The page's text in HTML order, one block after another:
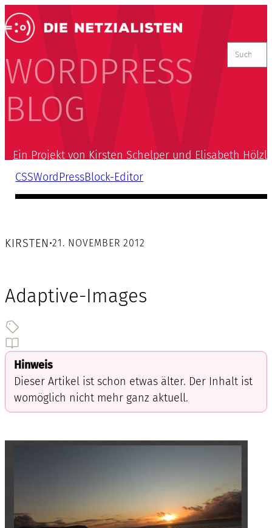
WORDPRESS
BLOG
nach:
Ein Projekt von Kirsten Schelper und Elisabeth Hölzl
CSSWordPressBlock-Editor
KIRSTEN•21. NOVEMBER 2012
Adaptive-Images
Hinweis
Dieser Artikel ist schon etwas älter. Der Inhalt ist
womöglich nicht mehr ganz aktuell.